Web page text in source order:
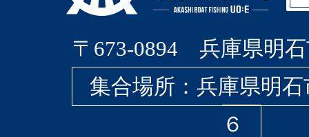
〒673-0894 兵庫県明石
集合場所：兵庫県明
６